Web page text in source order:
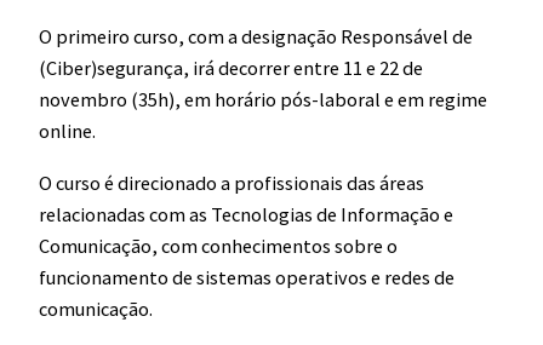
O primeiro curso, com a designação Responsável de
(Ciber)segurança, irá decorrer entre 11 e 22 de
novembro (35h), em horário pós-laboral e em regime
online.
O curso é direcionado a profissionais das áreas
relacionadas com as Tecnologias de Informação e
Comunicação, com conhecimentos sobre o
funcionamento de sistemas operativos e redes de
comunicação.